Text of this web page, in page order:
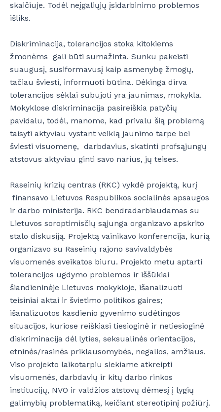
skaičiuje. Todėl neįgaliųjų įsidarbinimo problemos
išliks.
Diskriminacija, tolerancijos stoka kitokiems
žmonėms gali būti sumažinta. Sunku pakeisti
suaugusį, susiformavusį kaip asmenybę žmogų,
tačiau šviesti, informuoti būtina. Dėkinga dirva
tolerancijos sėklai subujoti yra jaunimas, mokykla.
Mokyklose diskriminacija pasireiškia patyčių
pavidalu, todėl, manome, kad privalu šią problemą
taisyti aktyviau vystant veiklą jaunimo tarpe bei
šviesti visuomenę, darbdavius, skatinti profsąjungų
atstovus aktyviau ginti savo narius, jų teises.
Raseinių krizių centras (RKC) vykdė projektą, kurį
finansavo Lietuvos Respublikos socialinės apsaugos
ir darbo ministerija. RKC bendradarbiaudamas su
Lietuvos soroptimisčių sąjunga organizavo apskrito
stalo diskusiją. Projektą vainikavo konferencija, kurią
organizavo su Raseinių rajono savivaldybės
visuomenės sveikatos biuru. Projekto metu aptarti
tolerancijos ugdymo problemos ir iššūkiai
šiandieninėje Lietuvos mokykloje, išanalizuoti
teisiniai aktai ir švietimo politikos gaires;
išanalizuotos kasdienio gyvenimo sudėtingos
situacijos, kuriose reiškiasi tiesioginė ir netiesioginė
diskriminacija dėl lyties, seksualinės orientacijos,
etninės/rasinės priklausomybės, negalios, amžiaus.
Viso projekto laikotarpiu siekiame atkreipti
visuomenės, darbdavių ir kitų darbo rinkos
institucijų, NVO ir valdžios atstovų dėmesį į lygių
galimybių problematiką, keičiant stereotipinį požiūrį.